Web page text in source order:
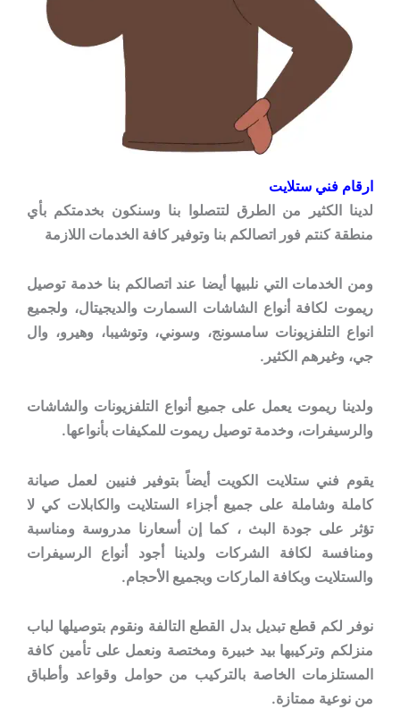
ارقام فني ستلايت
لدينا الكثير من الطرق لتتصلوا بنا وسنكون بخدمتكم بأي
منطقة كنتم فور اتصالكم بنا وتوفير كافة الخدمات اللازمة
ومن الخدمات التي نلبيها أيضا عند اتصالكم بنا خدمة توصيل
ريموت لكافة أنواع الشاشات السمارت والديجيتال، ولجميع
انواع التلفزيونات سامسونج، وسوني، وتوشيبا، وهيرو، وال
جي، وغيرهم الكثير.
ولدينا ريموت يعمل على جميع أنواع التلفزيونات والشاشات
والرسيفرات، وخدمة توصيل ريموت للمكيفات بأنواعها.
يقوم فني ستلايت الكويت أيضاً بتوفير فنيين لعمل صيانة
كاملة وشاملة على جميع أجزاء الستلايت والكابلات كي لا
تؤثر على جودة البث ، كما إن أسعارنا مدروسة ومناسبة
ومنافسة لكافة الشركات ولدينا أجود أنواع الرسيفرات
والستلايت وبكافة الماركات وبجميع الأحجام.
نوفر لكم قطع تبديل بدل القطع التالفة ونقوم بتوصيلها لباب
منزلكم وتركيبها بيد خبيرة ومختصة ونعمل على تأمين كافة
المستلزمات الخاصة بالتركيب من حوامل وقواعد وأطباق
من نوعية ممتازة.